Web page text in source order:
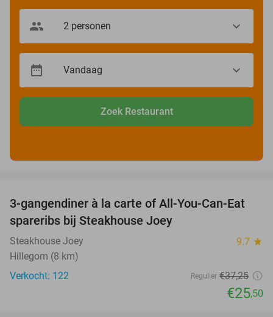
Zoek Restaurant
32%
3-gangendiner à la carte of All-You-Can-Eat
spareribs bij Steakhouse Joey
Steakhouse Joey 9.7 star
Hillegom (8 km)
Verkocht: 122
Regulier €37,25
€25,50